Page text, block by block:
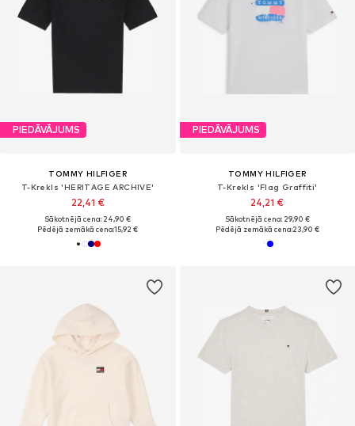
PIEDĀVĀJUMS
TOMMY HILFIGER
T-Krekls 'HERITAGE ARCHIVE'
22,41 €
Sākotnējā cena: 24,90 €
Pēdējā zemākā cena:15,92 €
PIEDĀVĀJUMS
TOMMY HILFIGER
T-Krekls 'Flag Graffiti'
24,21 €
Sākotnējā cena: 29,90 €
Pēdējā zemākā cena:23,90 €